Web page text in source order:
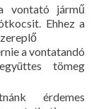
vontató jármű
Ehhez a
a vontatandó
tömeg
érdemes